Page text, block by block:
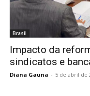
Brasil
Impacto da
sindicatos e
Diana Gauna - 5 de abril de